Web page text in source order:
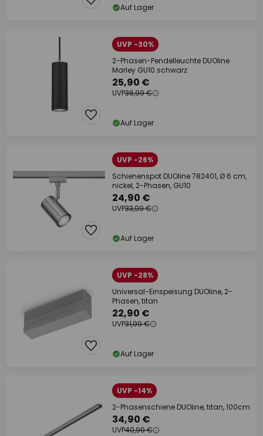
Auf Lager
UVP -30%
2-Phasen-Pendelleuchte DUOline
Marley GU10 schwarz
25,90 €
UVP36,99 €
Auf Lager
UVP -26%
Schienenspot DUOline 782401, Ø 6 cm,
nickel, 2-Phasen, GU10
24,90 €
UVP33,99 €
Auf Lager
UVP -28%
Universal-Einspeisung DUOline, 2-
Phasen, titan
22,90 €
UVP31,99 €
Auf Lager
UVP -14%
2-Phasenschiene DUOline, titan, 100cm
34,90 €
UVP40,99 €